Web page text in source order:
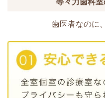
等々力歯科
歯医者なのに